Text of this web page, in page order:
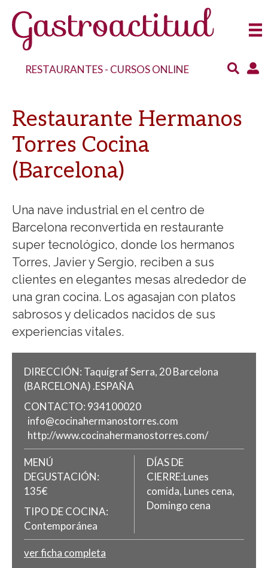
RESTAURANTES- CURSOS ONLINE
Restaurante Hermanos
Torres Cocina
(Barcelona)
Una nave industrial en el centro de
Barcelona reconvertida en restaurante
super tecnológico, donde los hermanos
Torres, Javier y Sergio, reciben a sus
clientes en elegantes mesas alrededor de
una gran cocina. Los agasajan con platos
sabrosos y delicados nacidos de sus
experiencias vitales.
DIRECCIÓN: Taquígraf Serra, 20Barcelona
(BARCELONA) .ESPAÑA
CONTACTO: 934100020
info@cocinahermanostorres.com
http://www.cocinahermanostorres.com/
MENÚ
DEGUSTACIÓN:
135€
TIPO DE COCINA:
Contemporánea
DÍAS DE
CIERRE:Lunes
comida, Lunes cena,
Domingo cena
ver ficha completa